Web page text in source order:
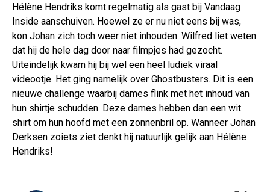
Hélène Hendriks komt regelmatig als gast bij Vandaag
Inside aanschuiven. Hoewel ze er nu niet eens bij was,
kon Johan zich toch weer niet inhouden. Wilfred liet weten
dat hij de hele dag door naar filmpjes had gezocht.
Uiteindelijk kwam hij bij wel een heel ludiek viraal
videootje. Het ging namelijk over Ghostbusters. Dit is een
nieuwe challenge waarbij dames flink met het inhoud van
hun shirtje schudden. Deze dames hebben dan een wit
shirt om hun hoofd met een zonnenbril op. Wanneer Johan
Derksen zoiets ziet denkt hij natuurlijk gelijk aan Hélène
Hendriks!